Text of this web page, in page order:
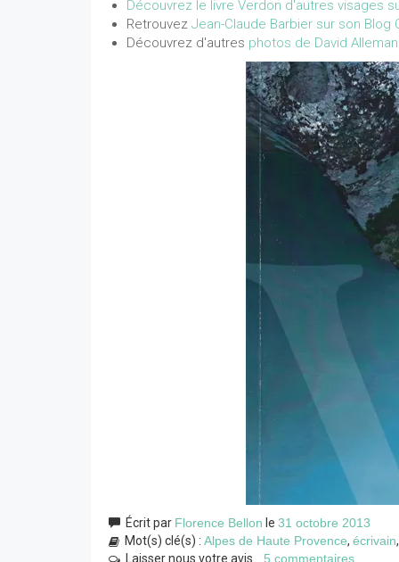
Découvrez le livre Verdon d'autres visages
Retrouvez Jean-Claude Barbier sur son Blog
Découvrez d'autres photos de David
Écrit par Florence Bellon le 31 octobre 2013
Mot(s) clé(s) : Alpes de Haute Provence, écrivain
Laisser nous votre avis... 5 commentaires